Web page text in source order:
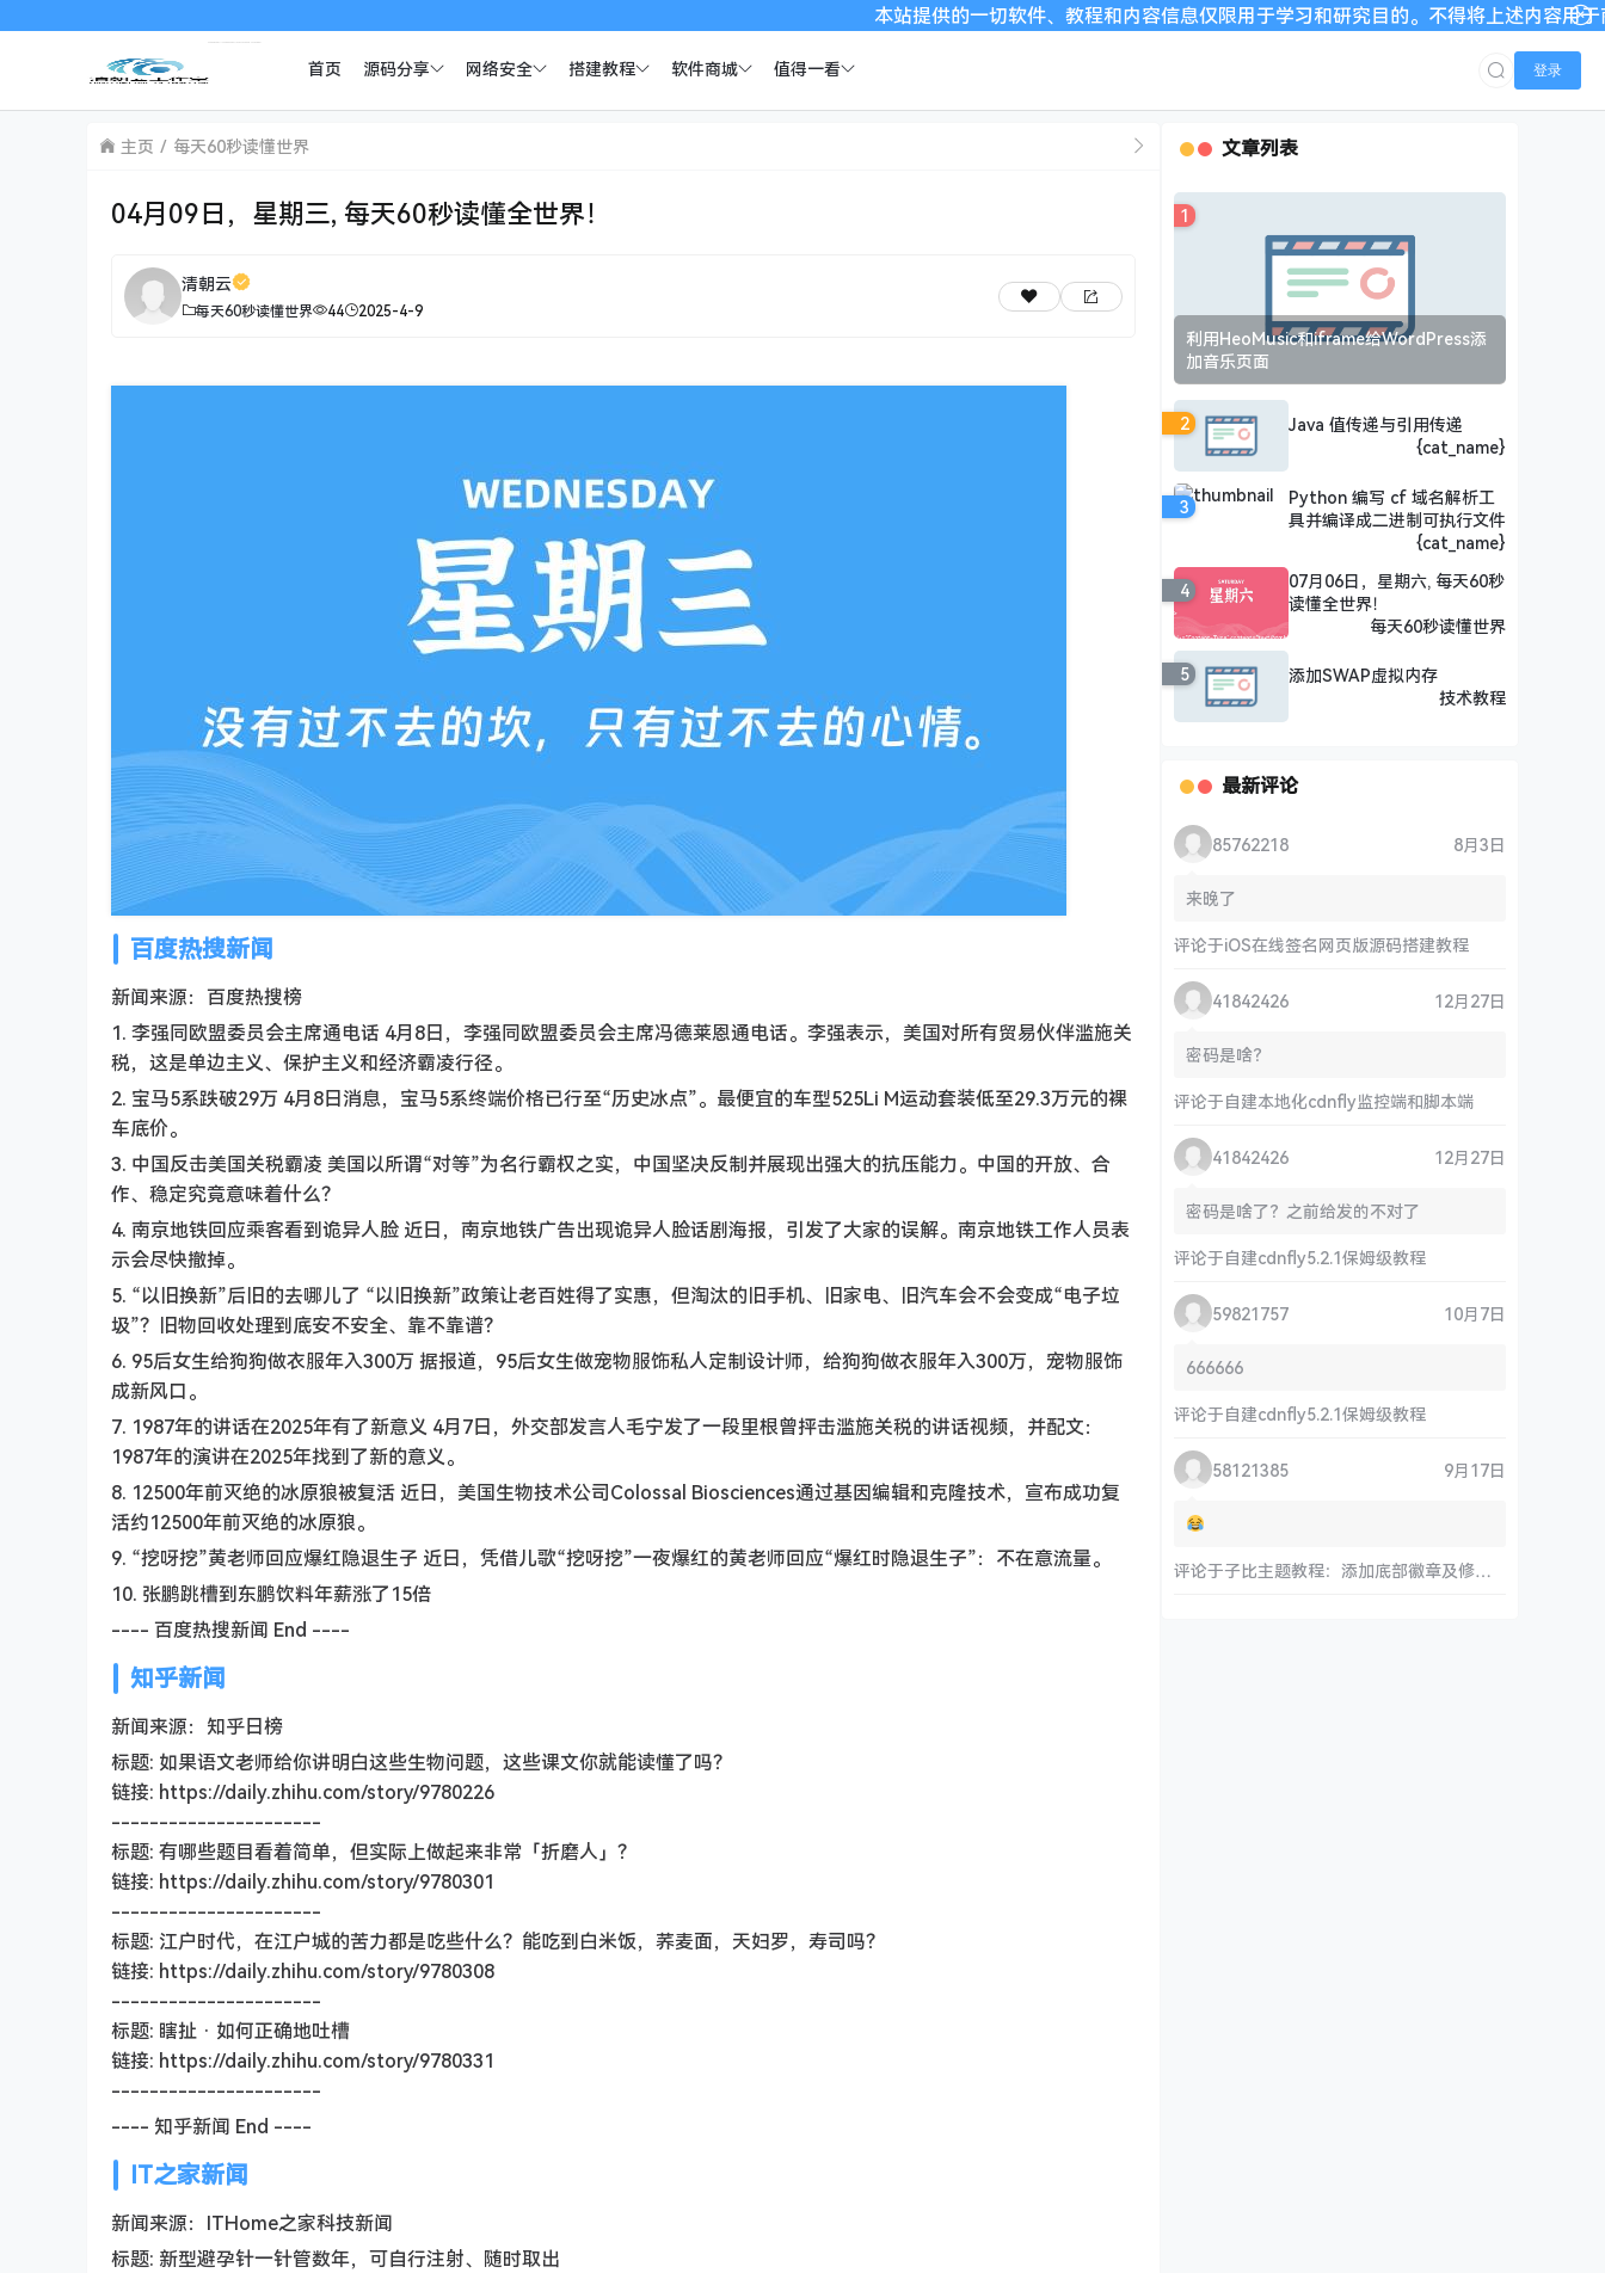
本站提供的一切软件、教程和内容信息仅限用于学习和研究目的。不得将上述内容用于商业或者
首页 源码分享 网络安全 搭建教程 软件商城 值得一看 登录
主页 每天60秒读懂世界
04月09日，星期三, 每天60秒读懂全世界！
清朝云
每天60秒读懂世界 44 2025-4-9
百度热搜新闻
新闻来源：百度热搜榜
1. 李强同欧盟委员会主席通电话 4月8日，李强同欧盟委员会主席冯德莱恩通电话。李强表示，美国对所有贸易伙伴滥施关
税，这是单边主义、保护主义和经济霸凌行径。
2. 宝马5系跌破29万 4月8日消息，宝马5系终端价格已行至“历史冰点”。最便宜的车型525Li M运动套装低至29.3万元的裸
车底价。
3. 中国反击美国关税霸凌 美国以所谓“对等”为名行霸权之实，中国坚决反制并展现出强大的抗压能力。中国的开放、合
作、稳定究竟意味着什么？
4. 南京地铁回应乘客看到诡异人脸 近日，南京地铁广告出现诡异人脸话剧海报，引发了大家的误解。南京地铁工作人员表
示会尽快撤掉。
5. “以旧换新”后旧的去哪儿了 “以旧换新”政策让老百姓得了实惠，但淘汰的旧手机、旧家电、旧汽车会不会变成“电子垃
圾”？旧物回收处理到底安不安全、靠不靠谱？
6. 95后女生给狗狗做衣服年入300万 据报道，95后女生做宠物服饰私人定制设计师，给狗狗做衣服年入300万，宠物服饰
成新风口。
7. 1987年的讲话在2025年有了新意义 4月7日，外交部发言人毛宁发了一段里根曾抨击滥施关税的讲话视频，并配文：
1987年的演讲在2025年找到了新的意义。
8. 12500年前灭绝的冰原狼被复活 近日，美国生物技术公司Colossal Biosciences通过基因编辑和克隆技术，宣布成功复
活约12500年前灭绝的冰原狼。
9. “挖呀挖”黄老师回应爆红隐退生子 近日，凭借儿歌“挖呀挖”一夜爆红的黄老师回应“爆红时隐退生子”：不在意流量。
10. 张鹏跳槽到东鹏饮料年薪涨了15倍
---- 百度热搜新闻 End ----
知乎新闻
新闻来源：知乎日榜
标题: 如果语文老师给你讲明白这些生物问题，这些课文你就能读懂了吗？
链接: https://daily.zhihu.com/story/9780226
----------------------
标题: 有哪些题目看着简单，但实际上做起来非常「折磨人」？
链接: https://daily.zhihu.com/story/9780301
----------------------
标题: 江户时代，在江户城的苦力都是吃些什么？能吃到白米饭，荞麦面，天妇罗，寿司吗？
链接: https://daily.zhihu.com/story/9780308
----------------------
标题: 瞎扯 · 如何正确地吐槽
链接: https://daily.zhihu.com/story/9780331
----------------------
---- 知乎新闻 End ----
IT之家新闻
新闻来源：ITHome之家科技新闻
标题: 新型避孕针一针管数年，可自行注射、随时取出
文章列表
1
利用HeoMusic和iframe给WordPress添
加音乐页面
2
Java 值传递与引用传递
{cat_name}
3
Python 编写 cf 域名解析工
具并编译成二进制可执行文件
{cat_name}
4
07月06日，星期六, 每天60秒
读懂全世界！
每天60秒读懂世界
5
添加SWAP虚拟内存
技术教程
最新评论
85762218 8月3日
来晚了
评论于iOS在线签名网页版源码搭建教程
41842426 12月27日
密码是啥？
评论于自建本地化cdnfly监控端和脚本端
41842426 12月27日
密码是啥了？之前给发的不对了
评论于自建cdnfly5.2.1保姆级教程
59821757 10月7日
666666
评论于自建cdnfly5.2.1保姆级教程
58121385 9月17日
评论于子比主题教程：添加底部徽章及修改链接和运行时间